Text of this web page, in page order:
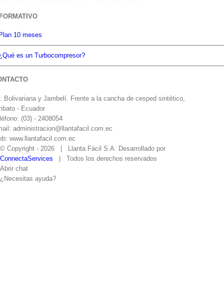
10 meses
es un Turbocompresor?
Bolivariana y Jambelí. Frente a la cancha de cesped sintético,
- Ecuador
(03) - 2408054
administracion@llantafacil.com.ec
www.llantafacil.com.ec
© Copyright - 2026 | Llanta Fácil S.A. Desarrollado por
ConnectaServices | Todos los derechos reservados
Abrir chat
¿Necesitas ayuda?